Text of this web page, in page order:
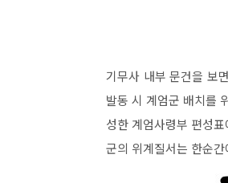
기무사 내부 문건을 보
발동 시 계엄군 배치를
성한 계엄사령부 편성
군의 위계질서는 한순